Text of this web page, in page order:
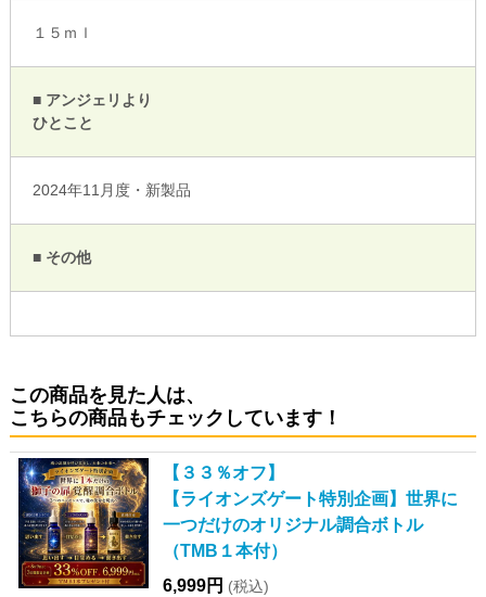
１５ｍｌ
■ アンジェリより
ひとこと
2024年11月度・新製品
■ その他
この商品を見た人は、
こちらの商品もチェックしています！
【３３％オフ】
【ライオンズゲート特別企画】世界に
一つだけのオリジナル調合ボトル
（TMB１本付）
6,999円 (税込)